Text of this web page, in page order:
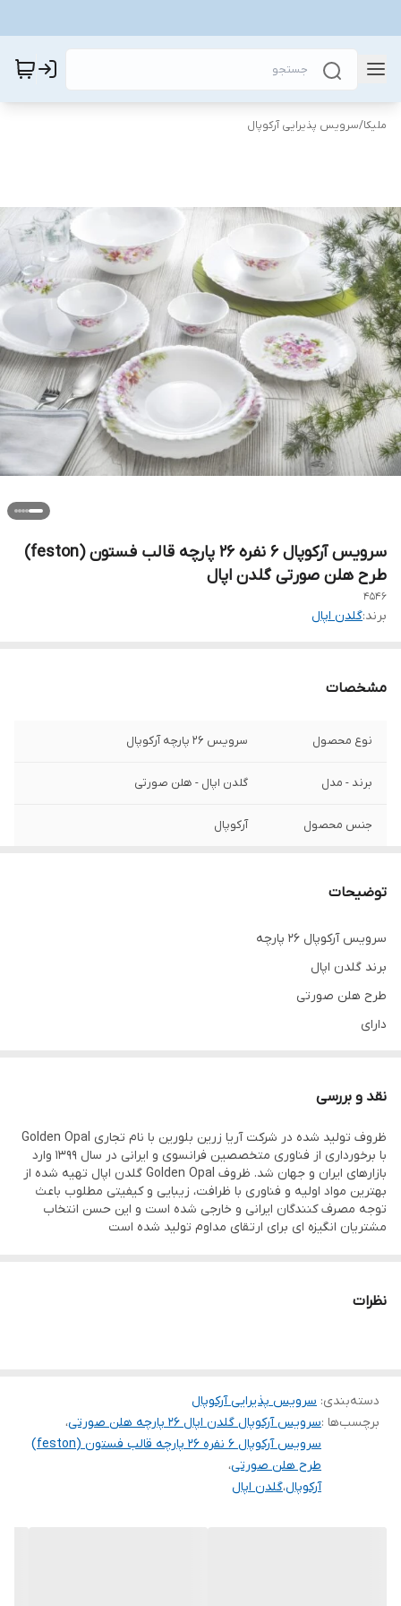
ملیکا/سرویس پذیرایی آرکوپال
سرویس آرکوپال ۶ نفره ۲۶ پارچه قالب فستون (feston)
طرح هلن صورتی گلدن اپال
4546
برند:گلدن اپال
مشخصات
نوع محصول سرویس ۲۶ پارچه آرکوپال
برند - مدل گلدن اپال - هلن صورتی
جنس محصول آرکوپال
کیفیت
توضیحات
سرویس آرکوپال ۲۶ پارچه
برند گلدن اپال
طرح هلن صورتی
دارای
کاسه ماست 6عدد
کاسه سالاد 1عدد
دیس 1عدد
قطر:
خورش خوری: 21
پیاله: 12*5
قابل استفاده در ماکروویو و ماشین ظرفشویی
نقد و بررسی
ظروف تولید شده در شرکت آریا زرین بلورین با نام تجاری Golden Opal
با برخورداری از فناوری متخصصین فرانسوی و ایرانی در سال ۱۳۹۹ وارد
بازارهای ایران و جهان شد. ظروف Golden Opal گلدن اپال تهیه شده از
بهترین مواد اولیه و فناوری با ظرافت، زیبایی و کیفیتی مطلوب باعث
توجه مصرف کنندگان ایرانی و خارجی شده است و این حسن انتخاب
مشتریان انگیزه ای برای ارتقای مداوم تولید شده است
نظرات
دسته‌بندی: سرویس پذیرایی آرکوپال
برچسب‌ها :سرویس آرکوپال گلدن اپال ۲۶ پارچه هلن صورتی
،
سرویس آرکوپال ۶ نفره ۲۶ پارچه قالب فستون (feston)
طرح هلن صورتی،
آرکوپال،گلدن اپال